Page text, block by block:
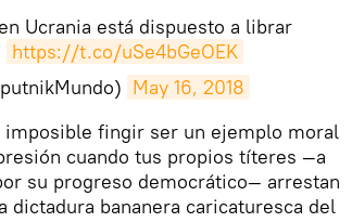
Ucrania está dispuesto a librar
https://t.co/uSe4bGeOEK
May 16, 2018
fingir ser un ejemplo moral
cuando tus propios títeres —a
su progreso democrático— arrestan
bananera caricaturesca del